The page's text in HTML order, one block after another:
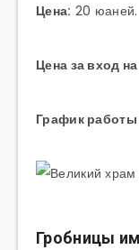
Цена: 20 юаней.
Цена за вход
График
Гробницы